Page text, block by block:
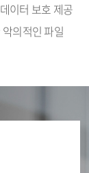
이터 보호 제공
의적인 파일